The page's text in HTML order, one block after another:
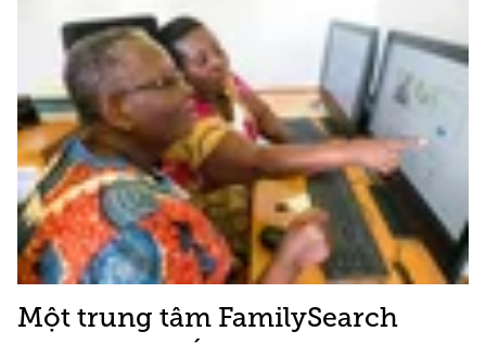
Một trung tâm FamilySearch